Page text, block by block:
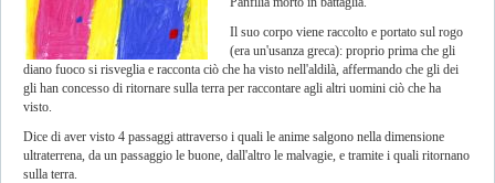
Il suo corpo viene raccolto e portato sul rogo
(era un'usanza greca): proprio prima che gli
diano fuoco si risveglia e racconta ciò che ha visto nell'aldilà, affermando che gli dei
gli han concesso di ritornare sulla terra per raccontare agli altri uomini ciò che ha
visto.
Dice di aver visto 4 passaggi attraverso i quali le anime salgono nella dimensione
ultraterrena, da un passaggio le buone, dall'altro le malvagie, e tramite i quali ritornano
sulla terra.